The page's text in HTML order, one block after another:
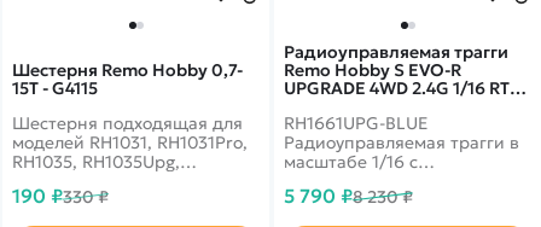
Радиоуправляемая трагги
Remo Hobby S EVO-R
UPGRADE 4WD 2.4G 1/16 RTR
RH1661UPG-BLUE
Радиоуправляемая трагги в
масштабе 1/16 с
390 класса и
5 790 ₽8 230 ₽
Шестерня Remo Hobby 0,7-
15T - G4115
Шестерня подходящая для
моделей RH1031, RH1031Pro,
RH1035, RH1035Upg,
190 ₽330 ₽